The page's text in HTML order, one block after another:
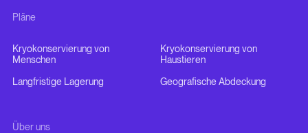
Pläne
Kryokonservierung von
Menschen
Kryokonservierung von
Haustieren
Langfristige Lagerung
Geografische Abdeckung
Über uns